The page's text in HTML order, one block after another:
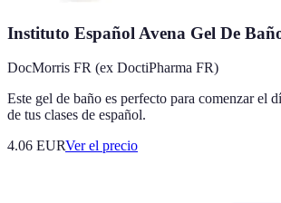
Instituto Español Avena Gel De
DocMorris FR (ex DoctiPharma FR)
Este gel de baño es perfecto para comenzar el
de tus clases de español.
4.06 EURVer el precio